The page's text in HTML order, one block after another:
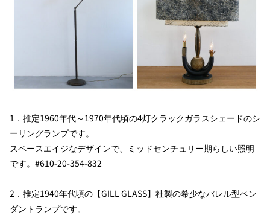
1．推定1960年代～1970年代頃の4灯クラックガラスシェードのシ
ーリングランプです。
スペースエイジなデザインで、ミッドセンチュリー期らしい照明
です。#610-20-354-832
2．推定1940年代頃の【GILL GLASS】社製の希少なバレル型ペン
ダントランプです。